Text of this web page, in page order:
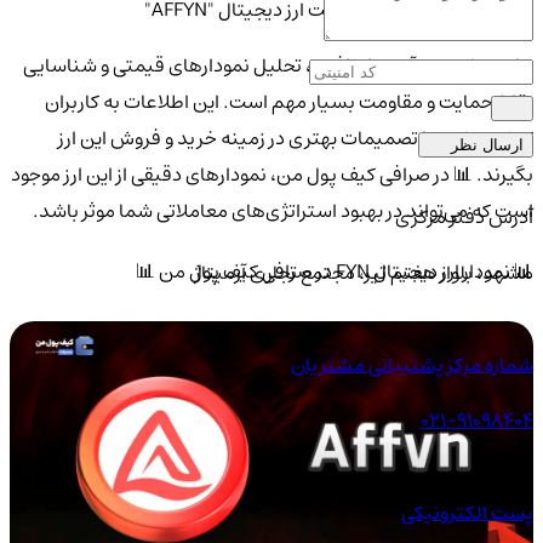
تحلیل نوسانات و آینده قیمت ارز دیجیتال "AFFYN"
برای پیش‌بینی آینده ارز افین، تحلیل نمودارهای قیمتی و شناسایی
نقاط حمایت و مقاومت بسیار مهم است. این اطلاعات به کاربران
کمک می‌کند تا تصمیمات بهتری در زمینه خرید و فروش این ارز
بگیرند. 📊 در صرافی کیف پول من، نمودارهای دقیقی از این ارز موجود
است که می‌تواند در بهبود استراتژی‌های معاملاتی شما موثر باشد.
📊 نمودار ارز دیجیتال FYN در صرافی کیف پول من 📊
ارسال نظر
آدرس دفتر مرکزی
مشهد، بلوار هفتم تیر، مجتمع تجاری آرمیتاژ
شماره مرکز پشتیبانی مشتریان
021-91098404
پست الکترونیکی